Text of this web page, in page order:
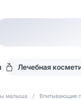
Лечебная
малыша / Впитывающие